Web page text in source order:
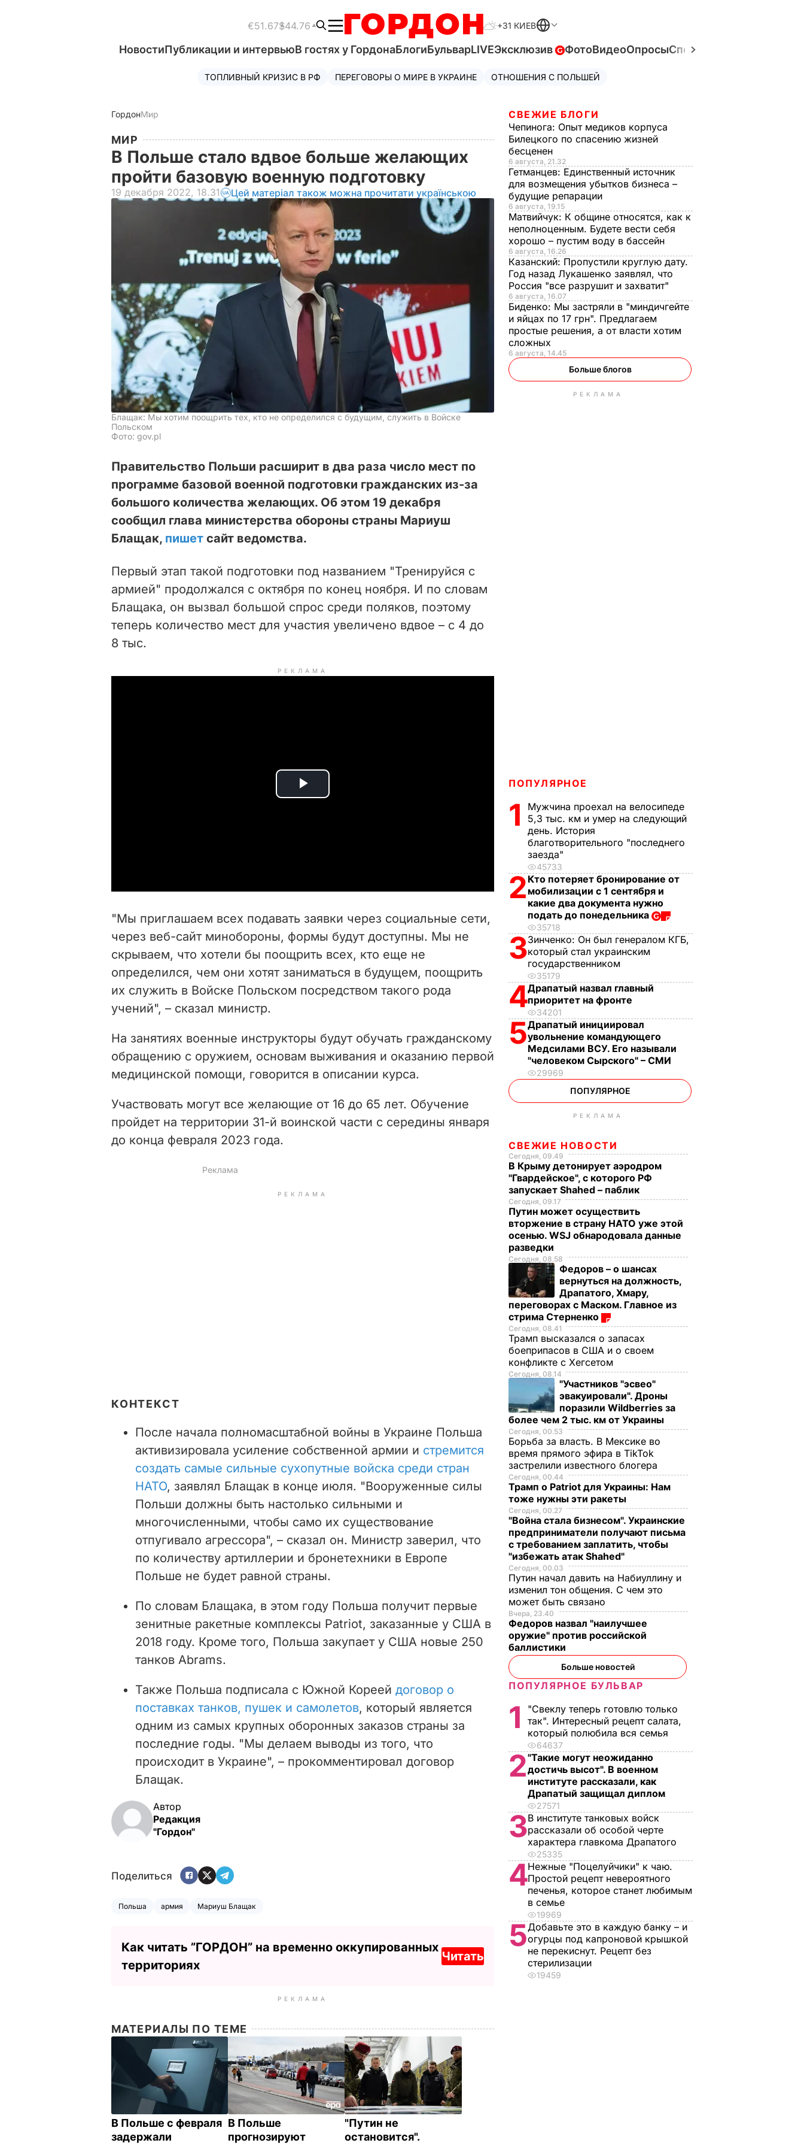
€51.67$44.76 +31 КИЕВ
НовостиПубликации и интервьюВ гостях у ГордонаБлогиБульварLIVEЭксклюзив ФотоВидеоОпросыСпецпроекты
ТОПЛИВНЫЙ КРИЗИС В РФ ПЕРЕГОВОРЫ О МИРЕ В УКРАИНЕ ОТНОШЕНИЯ С ПОЛЬШЕЙ
ГордонМир
МИР
В Польше стало вдвое больше желающих
пройти базовую военную подготовку
19 декабря 2022, 18.31 Цей матеріал також можна прочитати українською
Блащак: Мы хотим поощрить тех, кто не определился с будущим, служить в Войске
Польском
Фото: gov.pl
Правительство Польши расширит в два раза число мест по
программе базовой военной подготовки гражданских из-за
большого количества желающих. Об этом 19 декабря
сообщил глава министерства обороны страны Мариуш
Блащак, пишет сайт ведомства.
Первый этап такой подготовки под названием "Тренируйся с
армией" продолжался с октября по конец ноября. И по словам
Блащака, он вызвал большой спрос среди поляков, поэтому
теперь количество мест для участия увеличено вдвое – с 4 до
8 тыс.
РЕКЛАМА
P
i
d
e
"Мы приглашаем всех подавать заявки через социальные сети,
через веб-сайт минобороны, формы будут доступны. Мы не
скрываем, что хотели бы поощрить всех, кто еще не
определился, чем они хотят заниматься в будущем, поощрить
их служить в Войске Польском посредством такого рода
учений", – сказал министр.
На занятиях военные инструкторы будут обучать гражданскому
обращению с оружием, основам выживания и оказанию первой
медицинской помощи, говорится в описании курса.
Участвовать могут все желающие от 16 до 65 лет. Обучение
пройдет на территории 31-й воинской части с середины января
до конца февраля 2023 года.
РЕКЛАМА
КОНТЕКСТ
После начала полномасштабной войны в Украине Польша
активизировала усиление собственной армии и стремится
создать самые сильные сухопутные войска среди стран
НАТО, заявлял Блащак в конце июля. "Вооруженные силы
Польши должны быть настолько сильными и
многочисленными, чтобы само их существование
отпугивало агрессора", – сказал он. Министр заверил, что
по количеству артиллерии и бронетехники в Европе
Польше не будет равной страны.
По словам Блащака, в этом году Польша получит первые
зенитные ракетные комплексы Patriot, заказанные у США в
2018 году. Кроме того, Польша закупает у США новые 250
танков Abrams.
Также Польша подписала с Южной Кореей договор о
поставках танков, пушек и самолетов, который является
одним из самых крупных оборонных заказов страны за
последние годы. "Мы делаем выводы из того, что
происходит в Украине", – прокомментировал договор
Блащак.
Автор
Редакция
"Гордон"
Поделиться
Польша армия Мариуш Блащак
Как читать ”ГОРДОН” на временно оккупированных
территориях
Читать
РЕКЛАМА
МАТЕРИАЛЫ ПО ТЕМЕ
В Польше с февраля
задержали
В Польше
прогнозируют
"Путин не
остановится".
СВЕЖИЕ БЛОГИ
Чепинога: Опыт медиков корпуса
Билецкого по спасению жизней
бесценен
6 августа, 21.32
Гетманцев: Единственный источник
для возмещения убытков бизнеса –
будущие репарации
6 августа, 19.15
Матвийчук: К общине относятся, как к
неполноценным. Будете вести себя
хорошо – пустим воду в бассейн
6 августа, 16.26
Казанский: Пропустили круглую дату.
Год назад Лукашенко заявлял, что
Россия "все разрушит и захватит"
6 августа, 16.07
Биденко: Мы застряли в "миндичгейте
и яйцах по 17 грн". Предлагаем
простые решения, а от власти хотим
сложных
6 августа, 14.45
Больше блогов
РЕКЛАМА
ПОПУЛЯРНОЕ
1
Мужчина проехал на велосипеде
5,3 тыс. км и умер на следующий
день. История
благотворительного "последнего
заезда"
45733
2 Кто потеряет бронирование от
мобилизации с 1 сентября и
какие два документа нужно
подать до понедельника
35718
3Зинченко: Он был генералом КГБ,
который стал украинским
государственником
35179
4Драпатый назвал главный
приоритет на фронте
34201
5Драпатый инициировал
увольнение командующего
Медсилами ВСУ. Его называли
"человеком Сырского" – СМИ
29969
ПОПУЛЯРНОЕ
РЕКЛАМА
СВЕЖИЕ НОВОСТИ
Сегодня, 09.49
В Крыму детонирует аэродром
"Гвардейское", с которого РФ
запускает Shahed – паблик
Сегодня, 09.17
Путин может осуществить
вторжение в страну НАТО уже этой
осенью. WSJ обнародовала данные
разведки
Сегодня, 08.58
Федоров – о шансах
вернуться на должность,
Драпатого, Хмару,
переговорах с Маском. Главное из
стрима Стерненко
Сегодня, 08.41
Трамп высказался о запасах
боеприпасов в США и о своем
конфликте с Хегсетом
Сегодня, 08.14
"Участников "эсвео"
эвакуировали". Дроны
поразили Wildberries за
более чем 2 тыс. км от Украины
Сегодня, 00.53
Борьба за власть. В Мексике во
время прямого эфира в TikTok
застрелили известного блогера
Сегодня, 00.44
Трамп о Patriot для Украины: Нам
тоже нужны эти ракеты
Сегодня, 00.27
"Война стала бизнесом". Украинские
предприниматели получают письма
с требованием заплатить, чтобы
"избежать атак Shahed"
Сегодня, 00.03
Путин начал давить на Набиуллину и
изменил тон общения. С чем это
может быть связано
Вчера, 23.40
Федоров назвал "наилучшее
оружие" против российской
баллистики
Больше новостей
ПОПУЛЯРНОЕ БУЛЬВАР
1
"Свеклу теперь готовлю только
так". Интересный рецепт салата,
который полюбила вся семья
64637
2"Такие могут неожиданно
достичь высот". В военном
институте рассказали, как
Драпатый защищал диплом
27571
3В институте танковых войск
рассказали об особой черте
характера главкома Драпатого
25335
4Нежные "Поцелуйчики" к чаю.
Простой рецепт невероятного
печенья, которое станет любимым
в семье
19969
5Добавьте это в каждую банку – и
огурцы под капроновой крышкой
не перекиснут. Рецепт без
стерилизации
19459